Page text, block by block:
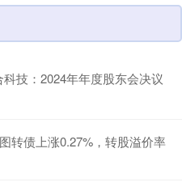
技：2024年年度股东会决议
转债上涨0.27%，转股溢价率